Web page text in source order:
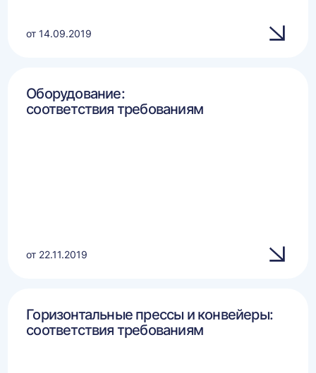
от 14.09.2019
Оборудование:
соответствия требованиям
от 22.11.2019
Горизонтальные прессы и конвейеры:
соответствия требованиям